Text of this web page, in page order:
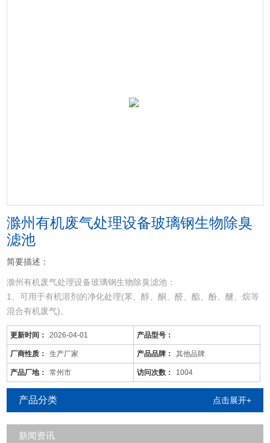
滁州有机废气处理设备玻璃钢生物除臭
滤池
简要描述：
滁州有机废气处理设备玻璃钢生物除臭滤池：
1、可用于有机溶剂的净化处理(苯、醇、酮、醛、酯、酚、醚、烷等
混合有机废气)。
2、适用于电线、电缆、漆包线、机械、电机、化工、仪表、汽车、
自行车、摩托车、发动机、磁带、塑料、家用电器等行业的有机废气
净化。
3、可用于各种烘道、印铁制罐、表面喷涂。印刷油墨、机电绝缘处
理、皮鞋粘胶等烘干线，净化各工序产生的有机废气。
更新时间： 2026-04-01 产品型号：
厂商性质： 生产厂家 产品品牌： 其他品牌
产品厂地： 常州市 访问次数： 1004
产品分类 点击展开+
新闻资讯